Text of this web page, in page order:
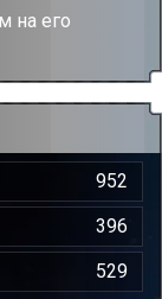
на его
952
396
529